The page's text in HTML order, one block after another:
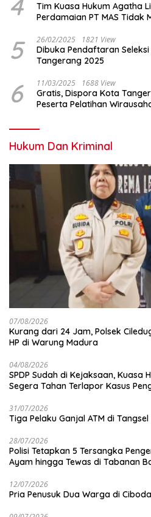
4
Tim Kuasa Hukum Agatha
Perdamaian PT MAS Tidak
5 26/02/2025 1821 View
Dibuka Pendaftaran
Tangerang 2025
6 11/03/2025 1688 View
Gratis, Dispora Kota
Peserta Pelatihan
Hukum Dan Kriminal
07/08/2026
Kurang dari 24 Jam, Polsek
HP di Warung Madura
04/08/2026
SPDP Sudah di Kejaksaan, Kuasa
Segera Tahan Terlapor Kasus
31/07/2026
Tiga Pelaku Ganjal ATM di
28/07/2026
Polisi Tetapkan 5 Tersangka
Ayam hingga Tewas di Tabanan
12/07/2026
Pria Penusuk Dua Warga di